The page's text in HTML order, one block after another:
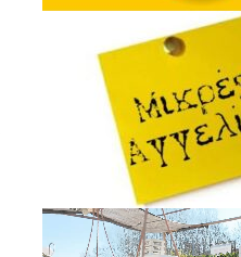
Πρόγραμμα
Αναπαραγωγής